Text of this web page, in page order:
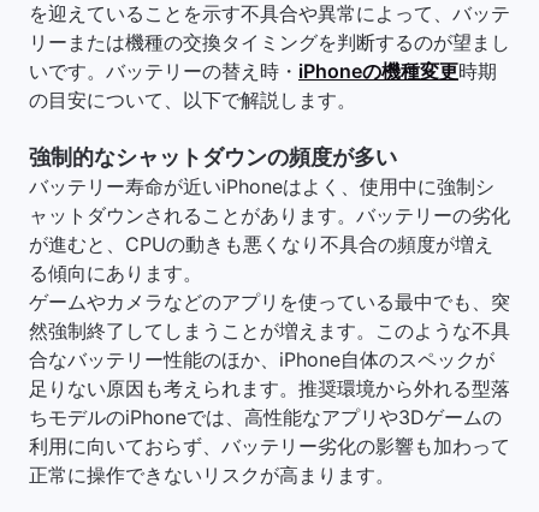
を迎えていることを示す不具合や異常によって、バッテ
リーまたは機種の交換タイミングを判断するのが望まし
いです。バッテリーの替え時・ iPhoneの機種変更時期
の目安について、以下で解説します。
強制的なシャットダウンの頻度が多い
バッテリー寿命が近いiPhoneはよく、使用中に強制シ
ャットダウンされることがあります。バッテリーの劣化
が進むと、CPUの動きも悪くなり不具合の頻度が増え
る傾向にあります。
ゲームやカメラなどのアプリを使っている最中でも、突
然強制終了してしまうことが増えます。このような不具
合なバッテリー性能のほか、iPhone自体のスペックが
足りない原因も考えられます。推奨環境から外れる型落
ちモデルのiPhoneでは、高性能なアプリや3Dゲームの
利用に向いておらず、バッテリー劣化の影響も加わって
正常に操作できないリスクが高まります。